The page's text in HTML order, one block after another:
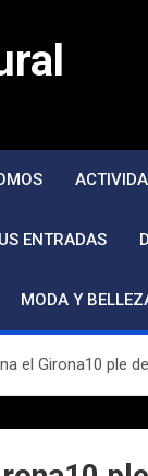
ENTRADAS
MODA Y
el Girona10 ple